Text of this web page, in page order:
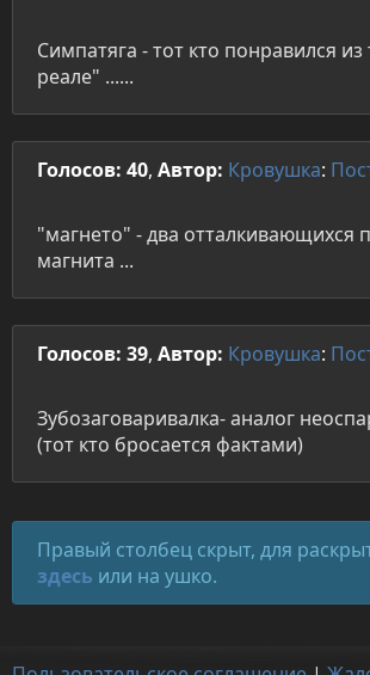
Симпатяга - тот кто понравился
реале" ......
Голосов: 40, Автор: Кровушка:
"магнето" - два отталкивающихся
магнита ...
Голосов: 39, Автор: Кровушка:
Зубозаговаривалка- аналог
(тот кто бросается фактами)
Правый столбец скрыт, для
здесь или на ушко.